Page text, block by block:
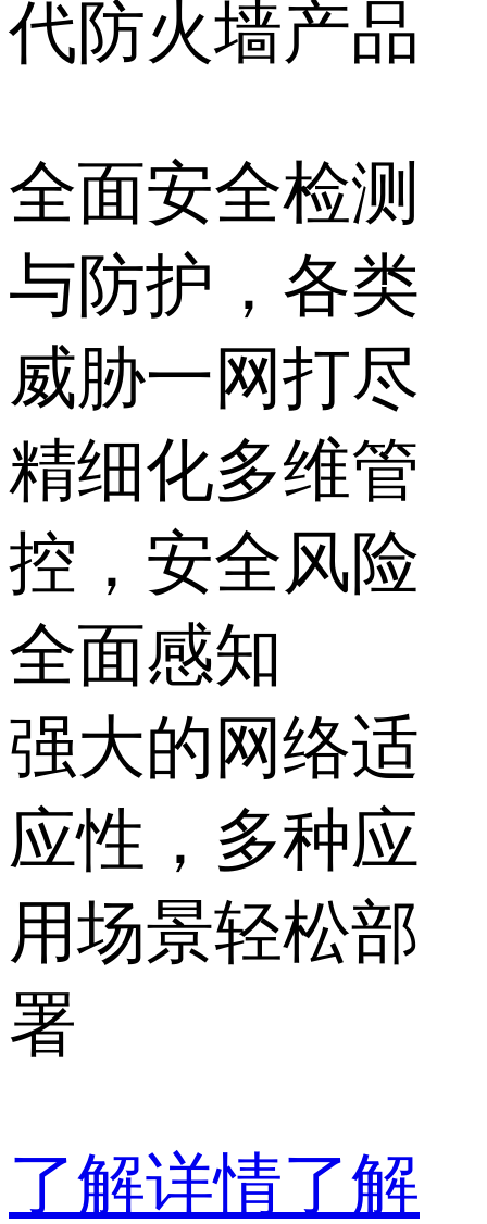
代防火墙产品
全面安全检测
与防护，各类
威胁一网打尽
精细化多维管
控，安全风险
全面感知
强大的网络适
应性，多种应
用场景轻松部
署
了解详情了解